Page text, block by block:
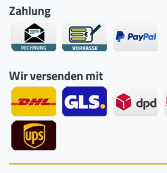
Zahlung
Wir versenden mit